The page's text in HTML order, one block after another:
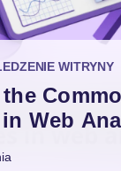
WITRYNY
Web